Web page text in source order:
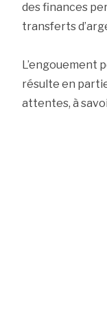
des finances
transferts
L’engouement
résulte en
attentes, à